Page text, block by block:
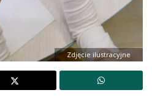
Zdjęcie ilustracyjne